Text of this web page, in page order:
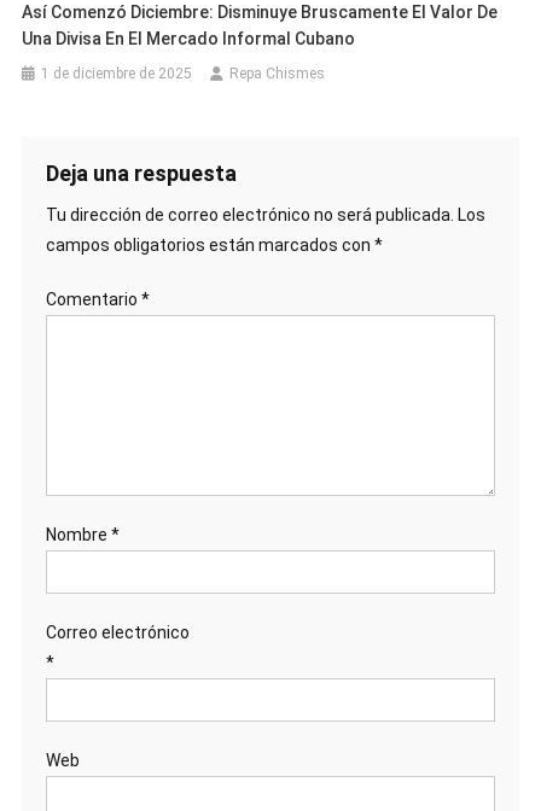
Así Comenzó Diciembre: Disminuye Bruscamente El Valor De
Una Divisa En El Mercado Informal Cubano
1 de diciembre de 2025 Repa Chismes
Deja una respuesta
Tu dirección de correo electrónico no será publicada. Los
campos obligatorios están marcados con *
Comentario *
Nombre *
Correo electrónico
*
Web